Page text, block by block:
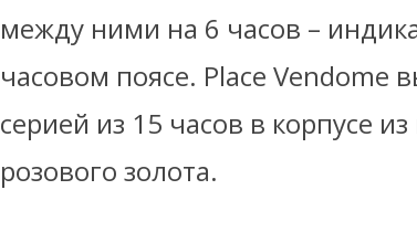
между ними на 6 часов –
часовом поясе. Place
серией из 15 часов в корпусе
розового золота.